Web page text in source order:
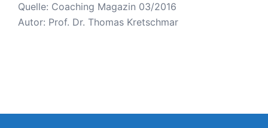
Quelle: Coaching Magazin 03/2016
Autor: Prof. Dr. Thomas Kretschmar